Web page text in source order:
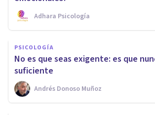
Adhara Psicología
PSICOLOGÍA
No es que seas exigente: es que
suficiente
Andrés Donoso Muñoz